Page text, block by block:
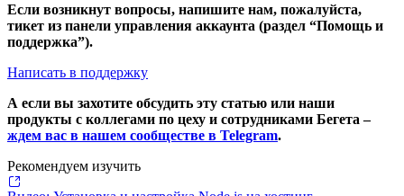
Если возникнут вопросы, напишите нам, пожалуйста,
тикет из панели управления аккаунта (раздел “Помощь и
поддержка”).
Написать в поддержку
А если вы захотите обсудить эту статью или наши
продукты с коллегами по цеху и сотрудниками Бегета –
ждем вас в нашем сообществе в Telegram.
Рекомендуем изучить